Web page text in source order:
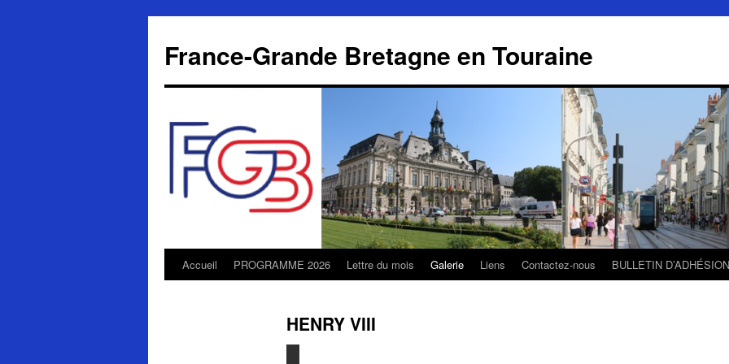
contenu
France-Grande Bretagne en Touraine
Accueil PROGRAMME 2026 Lettre du mois Galerie Liens Contactez-nous BULLETIN D’ADHÉSION
HENRY VIII